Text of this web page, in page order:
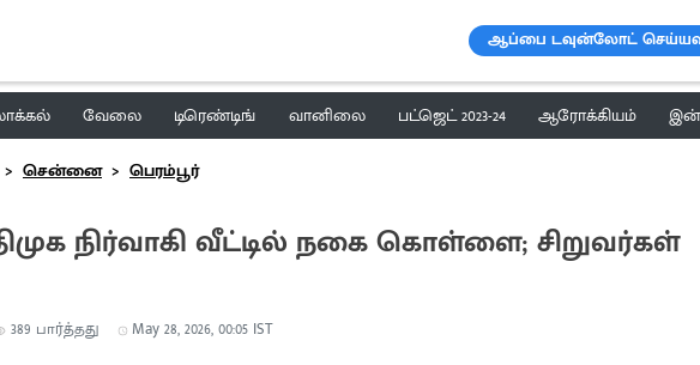
ஆப்பை டவுன்லோட்
வேலை டிரெண்டிங் வானிலை பட்ஜெட் 2023-24 ஆரோக்கியம்
சென்னை பெரம்பூர்
நிர்வாகி வீட்டில் நகை கொள்ளை; சிறுவர்கள்
389 பார்த்தது May 28, 2026, 00:05 IST